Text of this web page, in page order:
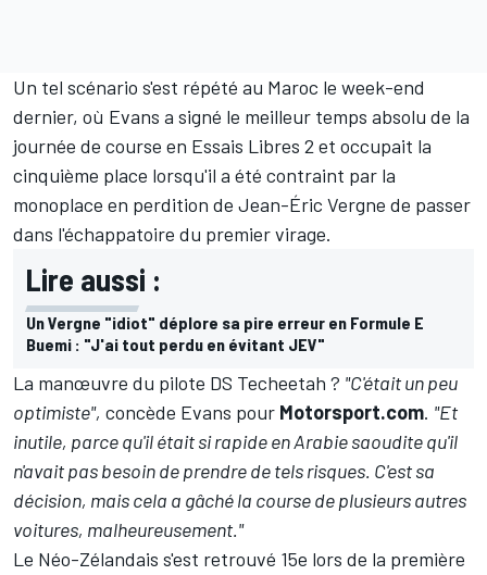
Un tel scénario s'est répété au Maroc le week-end
dernier, où Evans a signé le meilleur temps absolu de la
journée de course en Essais Libres 2 et occupait la
cinquième place lorsqu'il a été contraint par la
monoplace en perdition de Jean-Éric Vergne de passer
dans l'échappatoire du premier virage.
Lire aussi :
Un Vergne "idiot" déplore sa pire erreur en Formule E
Buemi : "J'ai tout perdu en évitant JEV"
La manœuvre du pilote DS Techeetah ? "C'était un peu
optimiste", concède Evans pour Motorsport.com. "Et
inutile, parce qu'il était si rapide en Arabie saoudite qu'il
n'avait pas besoin de prendre de tels risques. C'est sa
décision, mais cela a gâché la course de plusieurs autres
voitures, malheureusement."
Le Néo-Zélandais s'est retrouvé 15e lors de la première